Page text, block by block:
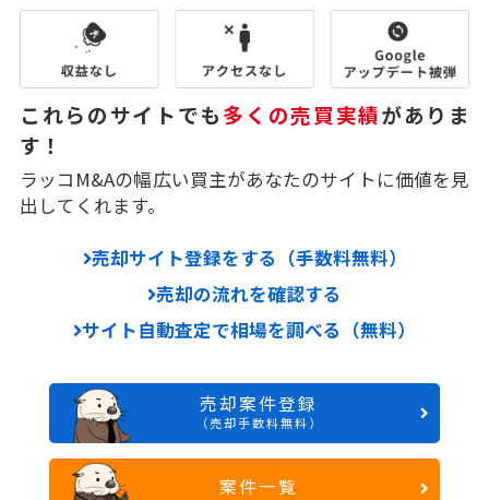
これらのサイトでも多くの売買実績がありま
す！
ラッコM&Aの幅広い買主があなたのサイトに価値を見
出してくれます。
売却サイト登録をする（手数料無料）
売却の流れを確認する
サイト自動査定で相場を調べる（無料）
売却案件登録
（売却手数料無料）
案件一覧